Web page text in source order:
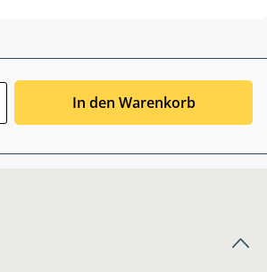
In den Warenkorb